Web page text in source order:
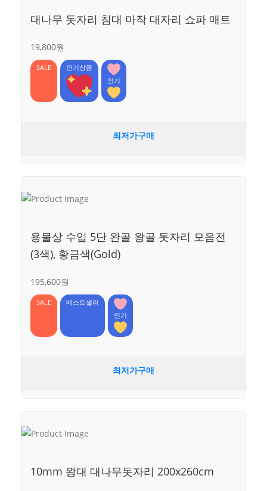
대나무 돗자리 침대 마작 대자리 쇼파 매트
19,800원
SALE
인기상품
인기
최저가구매
용물상 수입 5단 완골 왕골 돗자리 모음전
(3색), 황금색(Gold)
195,600원
SALE
베스트셀러
인기
최저가구매
10mm 왕대 대나무돗자리 200x260cm